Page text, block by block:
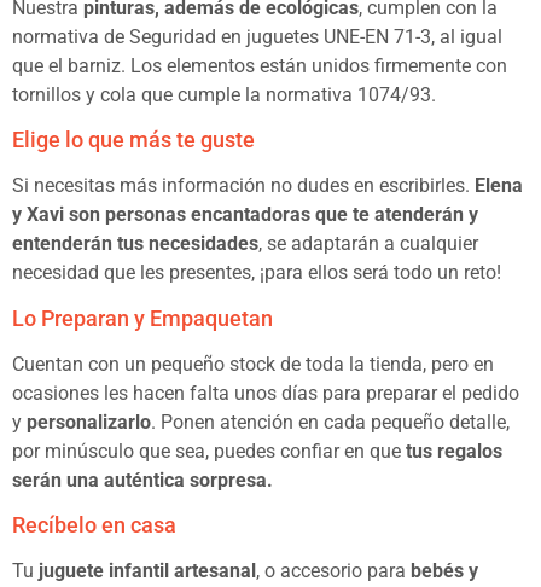
Nuestra pinturas, además de ecológicas, cumplen con la
normativa de Seguridad en juguetes UNE-EN 71-3, al igual
que el barniz. Los elementos están unidos firmemente con
tornillos y cola que cumple la normativa 1074/93.
Elige lo que más te guste
Si necesitas más información no dudes en escribirles. Elena
y Xavi son personas encantadoras que te atenderán y
entenderán tus necesidades, se adaptarán a cualquier
necesidad que les presentes, ¡para ellos será todo un reto!
Lo Preparan y Empaquetan
Cuentan con un pequeño stock de toda la tienda, pero en
ocasiones les hacen falta unos días para preparar el pedido
y personalizarlo. Ponen atención en cada pequeño detalle,
por minúsculo que sea, puedes confiar en que tus regalos
serán una auténtica sorpresa.
Recíbelo en casa
Tu juguete infantil artesanal , o accesorio para bebés y